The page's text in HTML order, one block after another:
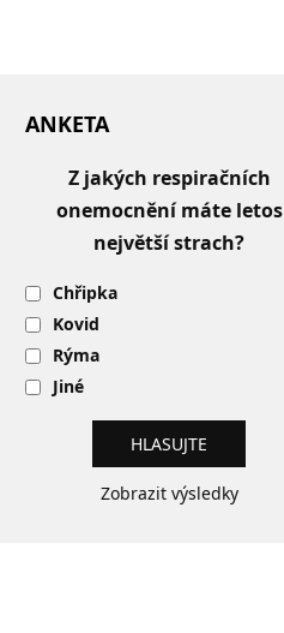
ANKETA
Z jakých respiračních
onemocnění máte letos
největší strach?
Chřipka
Kovid
Rýma
Jiné
Zobrazit výsledky